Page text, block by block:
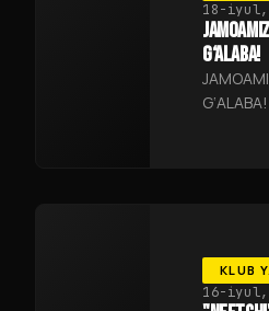
18-iyul,
G‘ALABA!
G‘ALABA!
KLUB
16-iyul,